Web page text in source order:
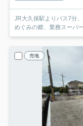
JR大久保駅よりバス7分
めぐみの郷、業務スーパ
売地